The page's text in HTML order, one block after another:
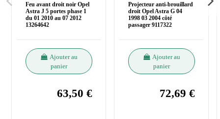
Feu avant droit noir Opel
Astra J 5 portes phase 1
du 01 2010 au 07 2012
13264642
Ajouter au
panier
63,50 €
Projecteur anti-brouillard
droit Opel Astra G 04
1998 03 2004 côté
passager 9117322
Ajouter au
panier
72,69 €